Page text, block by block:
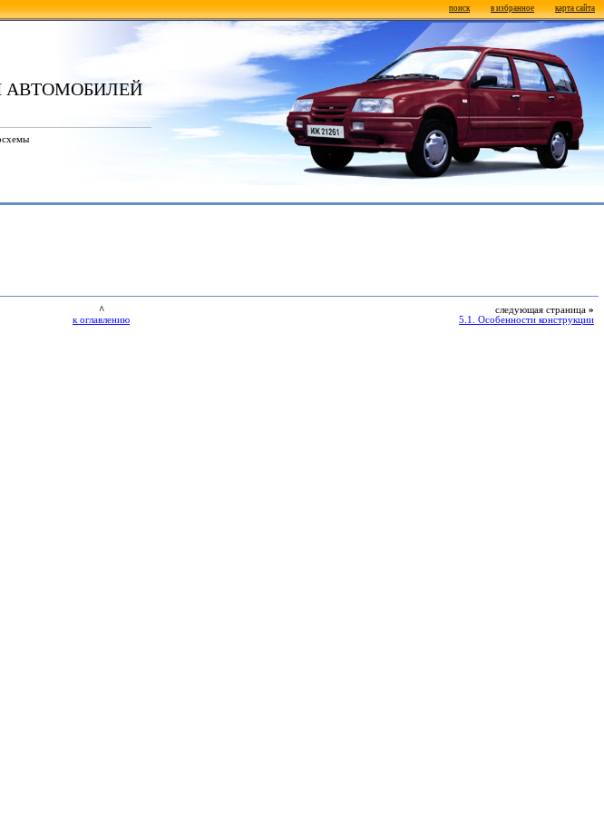
поиск в избранное карта сайта
АВТОМОБИЛЕЙ
^
к оглавлению
следующая страница »
5.1. Особенности конструкции